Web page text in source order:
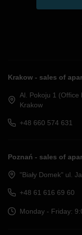
Krakow - sales of
Al. Pokoju 1 (Office
Krakow
+48 660 574 631
Poznań - sales of
"Biały Domek" ul.
+48 61 616 69 60
Monday - Friday: